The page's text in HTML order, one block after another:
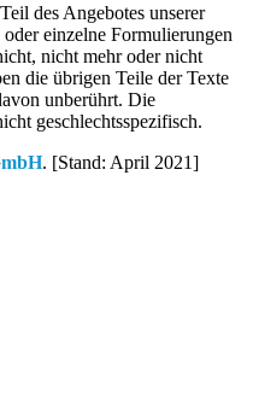
des Angebotes unserer
einzelne Formulierungen
nicht mehr oder nicht
die übrigen Teile der Texte
unberührt. Die
geschlechtsspezifisch.
. [Stand: April 2021]